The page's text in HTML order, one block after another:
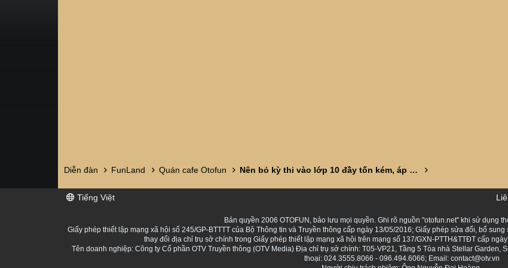
Diễn đàn FunLand Quán cafe Otofun Nên bỏ kỳ thi vào lớp 10 đầy tốn kém, áp lực
Tiếng Việt
Bản quyền 2006 OTOFUN, bảo lưu mọi quyền. Ghi rõ nguồn "otofun.net" khi sử dụng
Giấy phép thiết lập mạng xã hội số 245/GP-BTTTT của Bộ Thông tin và Truyền thông cấp ngày 13/05/2016; Giấy phép sửa đổi, bổ
thay đổi địa chỉ trụ sở chính trong Giấy phép thiết lập mạng xã hội trên mạng số 137/GXN-PTTH&TTĐT cấp
Tên doanh nghiệp: Công ty Cổ phần OTV Truyền thông (OTV Media) Địa chỉ trụ sở chính: T05-VP21, Tầng 5 Tòa nhà Stellar Garden,
thoại: 024.3555.8066 - 096.494.6066; Email: contact@otv.vn